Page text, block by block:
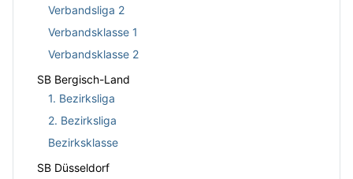
Verbandsliga 2
Verbandsklasse 1
Verbandsklasse 2
SB Bergisch-Land
1. Bezirksliga
2. Bezirksliga
Bezirksklasse
SB Düsseldorf